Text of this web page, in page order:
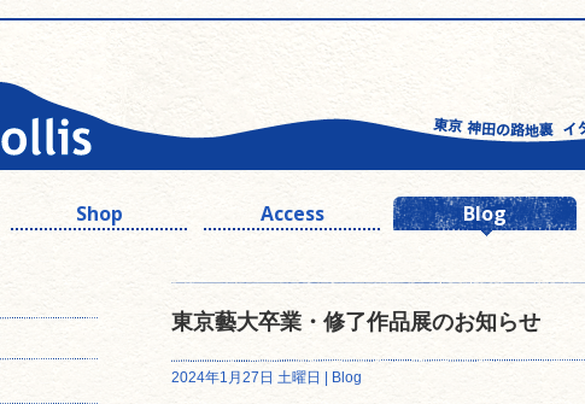
Shop Access Blog
東京藝大卒業・修了作品展のお知らせ
2024年1月27日 土曜日 | Blog